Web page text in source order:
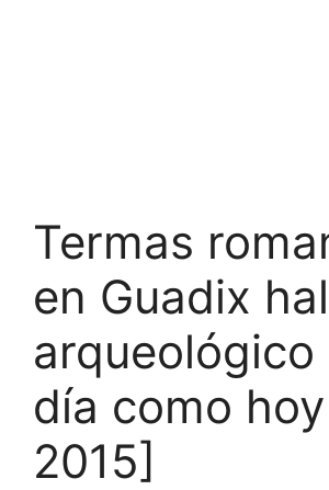
Termas
en Guadix
arqueológico
día como
2015]